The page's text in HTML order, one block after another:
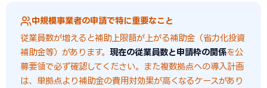
中規模事業者の申請で特に重要なこと
従業員数が増えると補助上限額が上がる補助金（省力化投資
補助金等）があります。 現在の従業員数と申請枠の関係を公
募要領で必ず確認してください。また複数拠点への導入計画
は、単拠点より補助金の費用対効果が高くなるケースがあり